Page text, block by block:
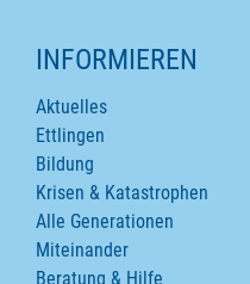
INFORMIEREN
Aktuelles
Ettlingen
Bildung
Krisen & Katastrophen
Alle Generationen
Miteinander
Beratung & Hilfe